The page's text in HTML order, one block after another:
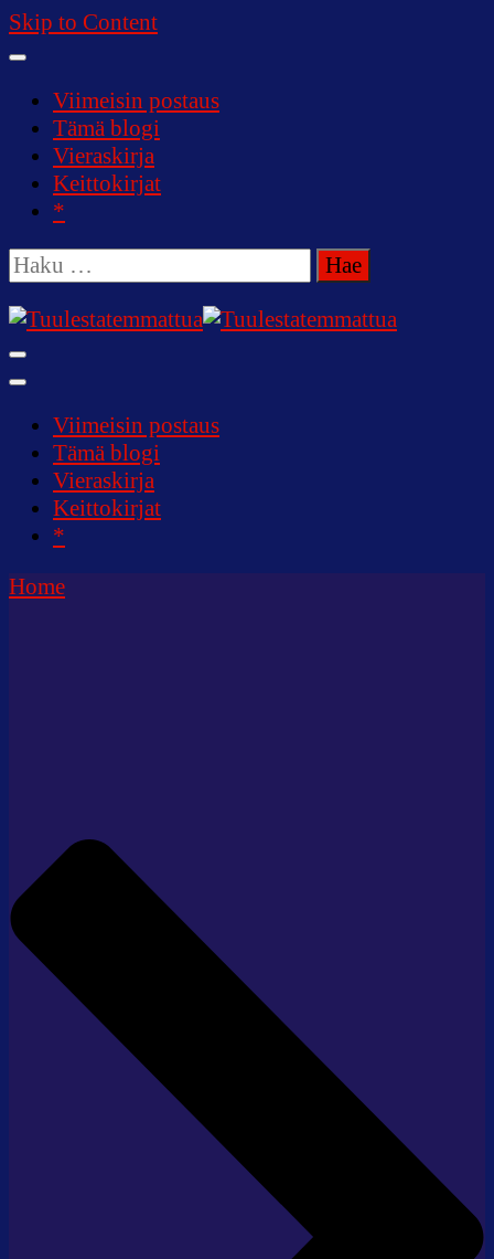
Skip to Content
Viimeisin postaus
Tämä blogi
Vieraskirja
Keittokirjat
*
Haku:
Tuulestatemmattua
Viimeisin postaus
Tämä blogi
Vieraskirja
Keittokirjat
*
Home